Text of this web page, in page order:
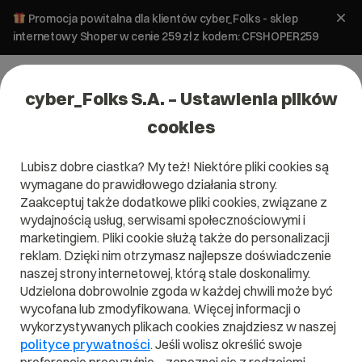
Promocja powitalna dla klientów cyber_Folks - sklep
internetowy Shoper w cenie 259 zł z kodem: CFSHOPER259
Pomoc»Domeny i SSL»Certyfikaty SSL»Proces
walidacji organizacji przez DigiCert
Proces walidacji organizacji
przez DigiCert
Certyfikaty SSL
Przed wydaniem certyfikatu przez DigiCert (wystawca
cyber_Folks S.A. – Ustawienia plików
cookies
Lubisz dobre ciastka? My też! Niektóre pliki cookies są
wymagane do prawidłowego działania strony.
Zaakceptuj także dodatkowe pliki cookies, związane z
wydajnością usług, serwisami społecznościowymi i
marketingiem. Pliki cookie służą także do personalizacji
reklam. Dzięki nim otrzymasz najlepsze doświadczenie
naszej strony internetowej, którą stale doskonalimy.
Udzielona dobrowolnie zgoda w każdej chwili może być
wycofana lub zmodyfikowana. Więcej informacji o
wykorzystywanych plikach cookies znajdziesz w naszej
polityce prywatności. Jeśli wolisz określić swoje